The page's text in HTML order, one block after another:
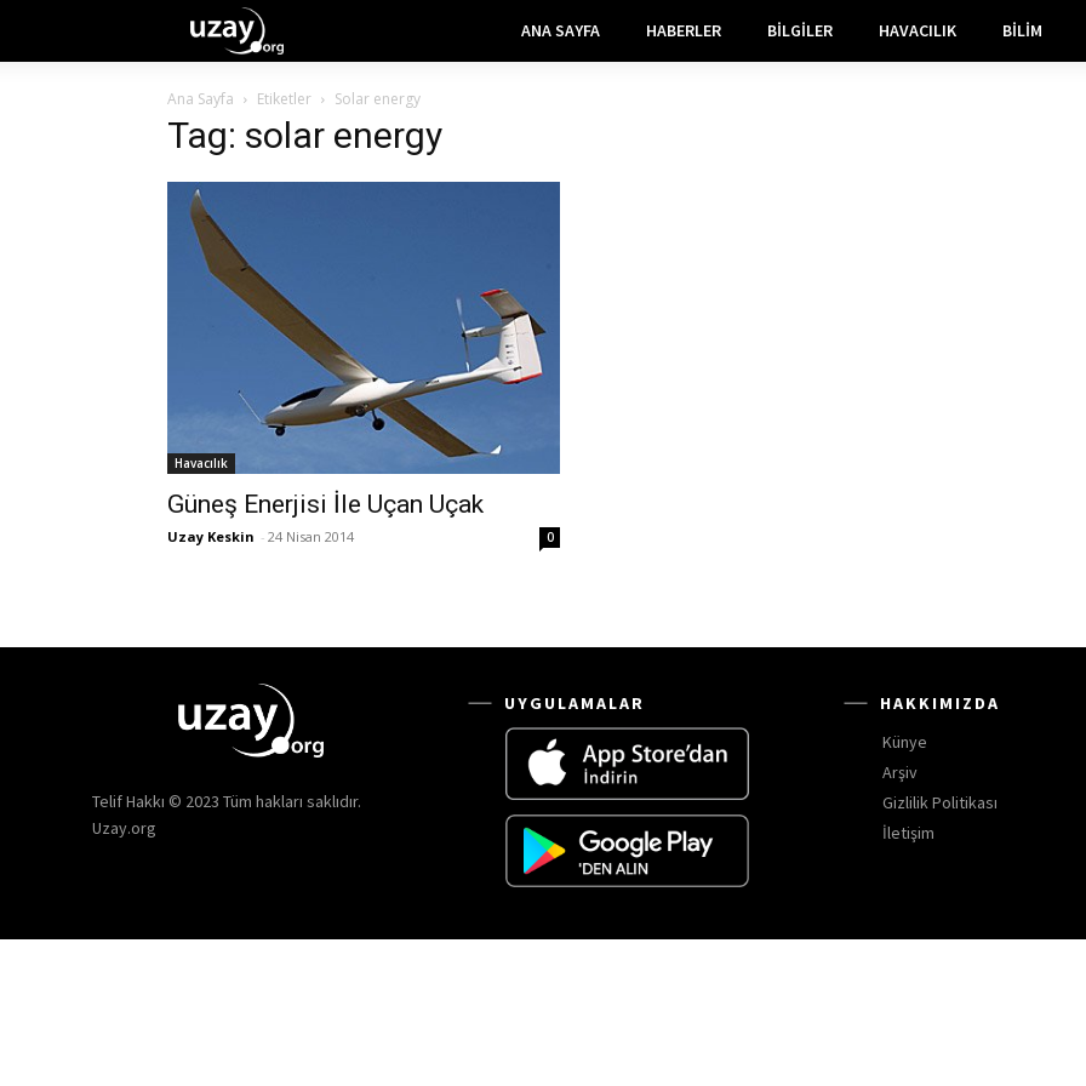
ANA SAYFA HABERLER BILGILER HAVACILIK BILIM
Ana Sayfa Etiketler Solar energy
Tag: solar energy
Havacılık
Güneş Enerjisi İle Uçan Uçak
Uzay Keskin - 24 Nisan 2014 0
Telif Hakkı © 2023 Tüm hakları saklıdır.
Uzay.org
UYGULAMALAR
HAKKIMIZDA
Künye
Arşiv
Gizlilik Politikası
İletişim